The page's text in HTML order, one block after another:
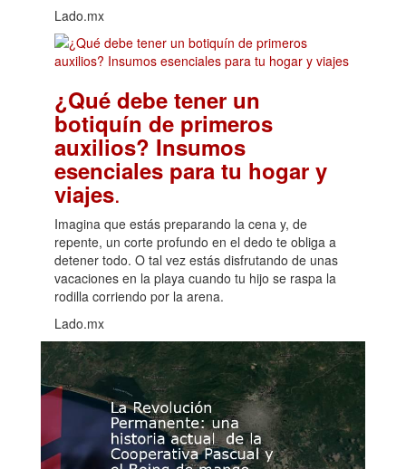
Lado.mx
¿Qué debe tener un
botiquín de primeros
auxilios? Insumos
esenciales para tu hogar y
viajes.
Imagina que estás preparando la cena y, de
repente, un corte profundo en el dedo te obliga a
detener todo. O tal vez estás disfrutando de unas
vacaciones en la playa cuando tu hijo se raspa la
rodilla corriendo por la arena.
Lado.mx